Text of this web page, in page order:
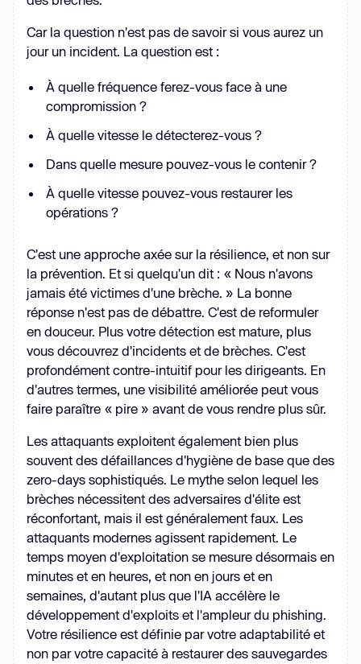
Car la question n'est pas de savoir si vous aurez un
jour un incident. La question est :
À quelle fréquence ferez-vous face à une
compromission ?
À quelle vitesse le détecterez-vous ?
Dans quelle mesure pouvez-vous le contenir ?
À quelle vitesse pouvez-vous restaurer les
opérations ?
C'est une approche axée sur la résilience, et non sur
la prévention. Et si quelqu'un dit : « Nous n'avons
jamais été victimes d'une brèche. » La bonne
réponse n'est pas de débattre. C'est de reformuler
en douceur. Plus votre détection est mature, plus
vous découvrez d'incidents et de brèches. C'est
profondément contre-intuitif pour les dirigeants. En
d'autres termes, une visibilité améliorée peut vous
faire paraître « pire » avant de vous rendre plus sûr.
Les attaquants exploitent également bien plus
souvent des défaillances d'hygiène de base que des
zero-days sophistiqués. Le mythe selon lequel les
brèches nécessitent des adversaires d'élite est
réconfortant, mais il est généralement faux. Les
attaquants modernes agissent rapidement. Le
temps moyen d'exploitation se mesure désormais en
minutes et en heures, et non en jours et en
semaines, d'autant plus que l'IA accélère le
développement d'exploits et l'ampleur du phishing.
Votre résilience est définie par votre adaptabilité et
non par votre capacité à restaurer des sauvegardes